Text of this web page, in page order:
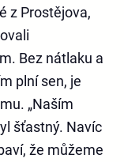
z Prostějova,
Bez nátlaku a
plní sen, je
„Naším
šťastný. Navíc
že můžeme